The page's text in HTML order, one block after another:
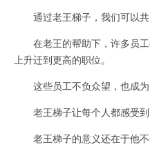
通过老王梯子，我们可以共
在老王的帮助下，许多员工
上升迁到更高的职位。
这些员工不负众望，也成为
老王梯子让每个人都感受到
老王梯子的意义还在于他不